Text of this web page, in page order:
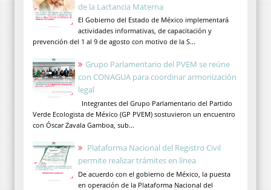
de la Lactancia Materna
El Gobierno del Estado de México implementará
actividades informativas, de capacitación y
prevención del 1 al 9 de agosto con motivo de la S...
Grupo Parlamentario del PVEM se reúne
con CONAGUA para coordinar armonización
legal
Integrantes del Grupo Parlamentario del Partido
Verde Ecologista de México (GP PVEM) sostuvieron un encuentro
con Óscar Zavala Gamboa, sub...
Plataforma Nacional del Registro Civil
permite realizar trámites en línea
De acuerdo con el gobierno de México, la puesta
en operación de la Plataforma Nacional del